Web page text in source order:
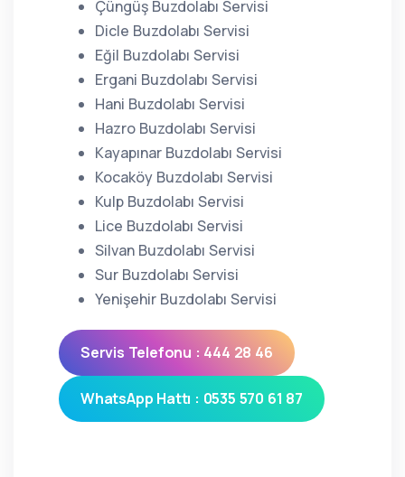
Çüngüş Buzdolabı Servisi
Dicle Buzdolabı Servisi
Eğil Buzdolabı Servisi
Ergani Buzdolabı Servisi
Hani Buzdolabı Servisi
Hazro Buzdolabı Servisi
Kayapınar Buzdolabı Servisi
Kocaköy Buzdolabı Servisi
Kulp Buzdolabı Servisi
Lice Buzdolabı Servisi
Silvan Buzdolabı Servisi
Sur Buzdolabı Servisi
Yenişehir Buzdolabı Servisi
Servis Telefonu : 444 28 46
WhatsApp Hattı : 0535 570 61 87